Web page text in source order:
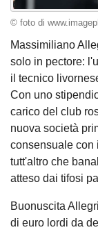
© foto di
Massimiliano
solo in pectore:
il tecnico
Con uno
carico del club
nuova società
consensuale con
tutt'altro che
atteso dai tifosi
Buonuscita
di euro lordi da